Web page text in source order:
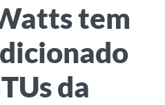
tem
da